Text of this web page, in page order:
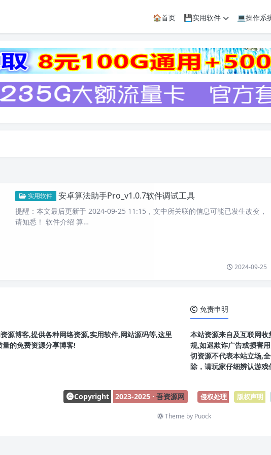
🏠首页 💾实用软件 💻操作系
实用软件 安卓算法助手Pro_v1.0.7软件调试工具
提醒：本文最后更新于 2024-09-25 11:15，文中所关联的信息可能已发生改变，
请知悉！ 软件介绍 算…
2024-09-25
源博客,提供各种网络资源,实用软件,网站源码等,这里
的免费资源分享博客!
免责申明
本站资源来自及互联网
规,如遇欺诈广告或损害
切资源不代表本站立场,
除，请玩家仔细辨认游
Copyright 2023-2025 · 吾资源网 侵权处理 版权声明
Theme by Puock